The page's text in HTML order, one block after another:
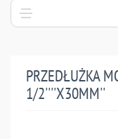
PRZEDŁUŻKA
1/2''''X30MM''